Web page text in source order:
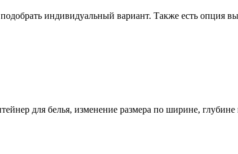
индивидуальный вариант. Также есть опция
для белья, изменение размера по ширине, глубине